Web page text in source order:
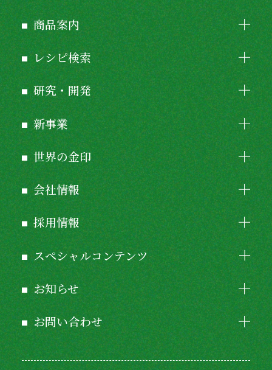
商品案内
レシピ検索
研究・開発
新事業
世界の金印
会社情報
採用情報
スペシャルコンテンツ
お知らせ
お問い合わせ